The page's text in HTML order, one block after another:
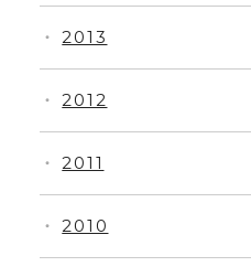
・ 2010
・ 2011
・ 2012
・ 2013